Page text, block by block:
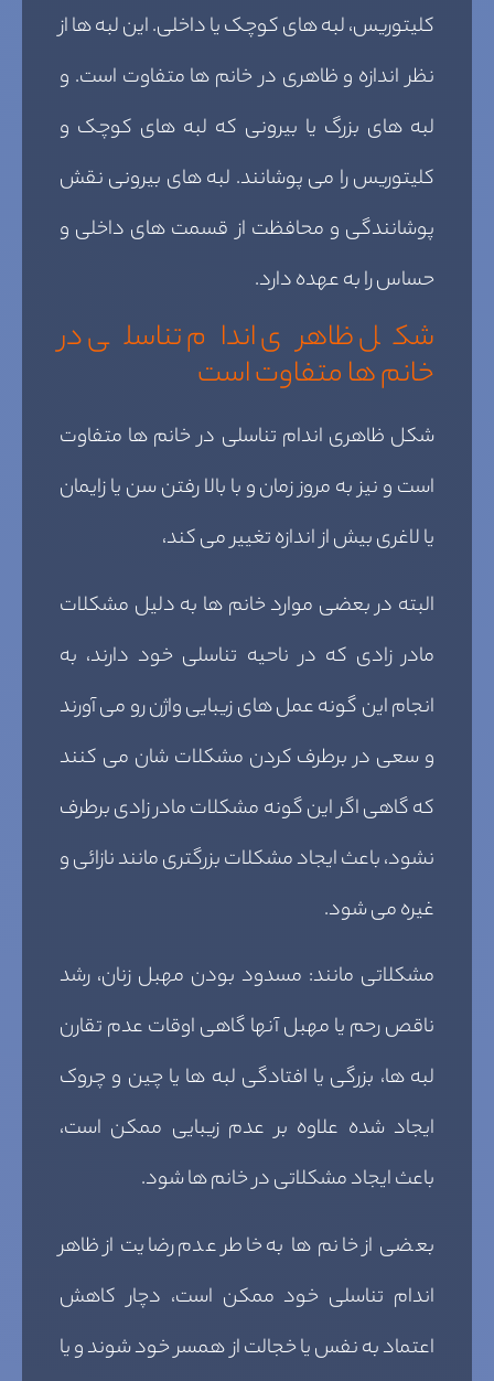
کلیتوریس، لبه های کوچک یا داخلی. این لبه ها از
نظر اندازه و ظاهری در خانم ها متفاوت است. و
لبه های بزرگ یا بیرونی که لبه های کوچک و
کلیتوریس را می پوشانند. لبه های بیرونی نقش
پوشانندگی و محافظت از قسمت های داخلی و
حساس را به عهده دارد.
شکل ظاهری اندام تناسلی در
خانم ها متفاوت است
شکل ظاهری اندام تناسلی در خانم ها متفاوت
است و نیز به مروز زمان و با بالا رفتن سن یا زایمان
یا لاغری بیش از اندازه تغییر می کند،
البته در بعضی موارد خانم ها به دلیل مشکلات
مادر زادی که در ناحیه تناسلی خود دارند، به
انجام این گونه عمل های زیبایی واژن رو می آورند
و سعی در برطرف کردن مشکلات شان می کنند
که گاهی اگر این گونه مشکلات مادر زادی برطرف
نشود، باعث ایجاد مشکلات بزرگتری مانند نازائی و
غیره می شود.
مشکلاتی مانند: مسدود بودن مهبل زنان، رشد
ناقص رحم یا مهبل آنها گاهی اوقات عدم تقارن
لبه ها، بزرگی یا افتادگی لبه ها یا چین و چروک
ایجاد شده علاوه بر عدم زیبایی ممکن است،
باعث ایجاد مشکلاتی در خانم ها شود.
بعضی از خانم ها به خاطر عدم رضایت از ظاهر
اندام تناسلی خود ممکن است، دچار کاهش
اعتماد به نفس یا خجالت از همسر خود شوند و یا